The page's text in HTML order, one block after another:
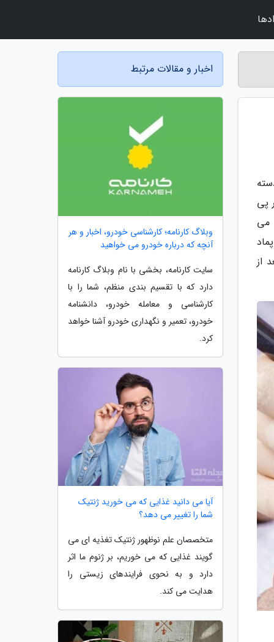
پی
می
از
اخبار و مقالات مرتبط
وبلاگ کارنامه؛ کارشناسی خودرو، اخبار و هر
آنچه که درباره خودرو می خواهید
سایت کارنامه، بخشی با نام وبلاگ کارنامه
دارد که با تقسیم بندی منظم، شما را با
کارشناسی و معامله خودرو، دانشنامه
خودرو، تعمیر و نگهداری خودرو آشنا خواهد
کرد.
آیا می دانید غذایی که می خورید ژنتیک
شما را تغییر می دهد؟
متخصصان علم نوظهور ژنتیک تغذیه ای می
گویند غذایی که می خوریم، بر ژنوم ما اثر
دارد و به نحوی فرایندهای زیستی را
هدایت می کند.